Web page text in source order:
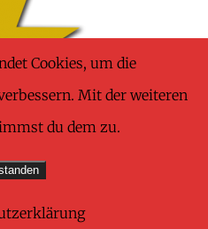
Cookies, um die
Mit der weiteren
du dem zu.